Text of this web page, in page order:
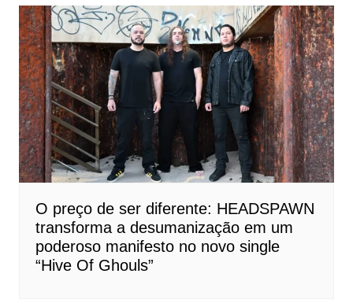
O preço de ser diferente: HEADSPAWN
transforma a desumanização em um
poderoso manifesto no novo single
“Hive Of Ghouls”